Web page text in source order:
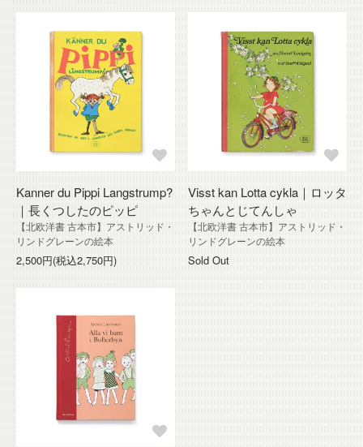
Kanner du Pippi Langstrump?
｜長くつしたのピッピ
【北欧洋書 古本市】アストリッド・
リンドグレーンの絵本
2,500円(税込2,750円)
Visst kan Lotta cykla｜ロッタ
ちゃんとじてんしゃ
【北欧洋書 古本市】アストリッド・
リンドグレーンの絵本
Sold Out